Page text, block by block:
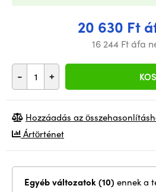
20 630 Ft
16 244 Ft áfa
- +
Hozzáadás az
Ártörténet
Egyéb változatok (10) ennek a